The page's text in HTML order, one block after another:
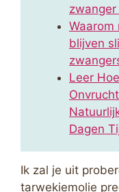
Waarom
blijven
Leer
Dagen
Ik zal je uit
tarwekiemolie